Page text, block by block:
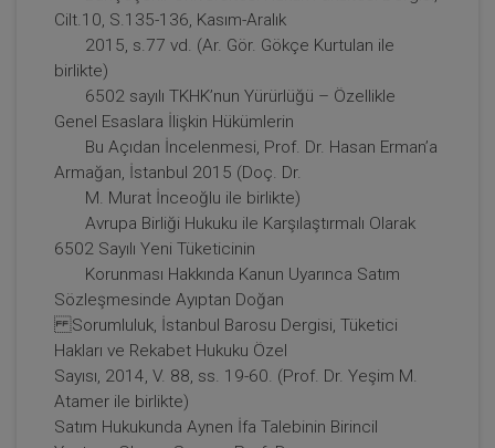
Sorumluluk Hukuku - IV. Borçlar Hukuku
Kongresi - III. Oturum
360 TL Sepete Ekle
Tüketici Hukuku Enstitüsü
Cilt.10, S.135-136, Kasım-Aralık
2015, s.77 vd. (Ar. Gör. Gökçe Kurtulan ile
birlikte)
6502 sayılı TKHK’nun Yürürlüğü – Özellikle
Genel Esaslara İlişkin Hükümlerin
Bu Açıdan İncelenmesi, Prof. Dr. Hasan Erman’a
Armağan, İstanbul 2015 (Doç. Dr.
M. Murat İnceoğlu ile birlikte)
Avrupa Birliği Hukuku ile Karşılaştırmalı Olarak
6502 Sayılı Yeni Tüketicinin
Korunması Hakkında Kanun Uyarınca Satım
Sözleşmesinde Ayıptan Doğan
Sorumluluk, İstanbul Barosu Dergisi, Tüketici
Hakları ve Rekabet Hukuku Özel
Sayısı, 2014, V. 88, ss. 19-60. (Prof. Dr. Yeşim M.
Atamer ile birlikte)
Satım Hukukunda Aynen İfa Talebinin Birincil